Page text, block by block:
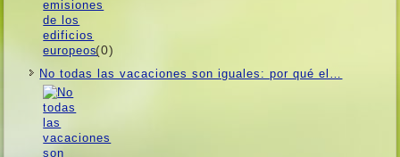
(0)
No todas las vacaciones son iguales: por qué el…